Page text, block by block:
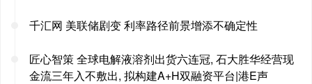
千汇网 美联储剧变 利率路径前景增添不确定性
匠心智策 全球电解液溶剂出货六连冠, 石大胜华经营现
金流三年入不敷出, 拟构建A+H双融资平台|港E声